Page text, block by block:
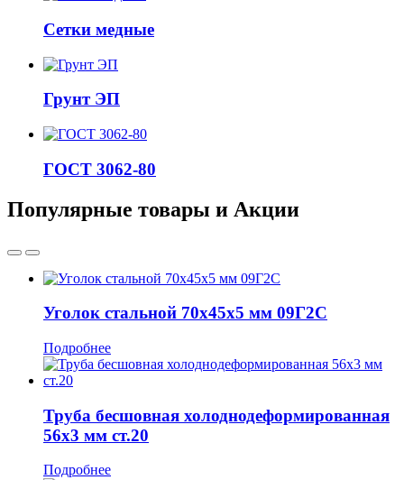
Сетки медные
Грунт ЭП
ГОСТ 3062-80
Популярные товары и Акции
Уголок стальной 70x45x5 мм 09Г2С
Подробнее
Труба бесшовная холоднодеформированная
56x3 мм ст.20
Подробнее